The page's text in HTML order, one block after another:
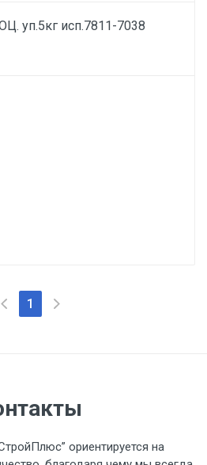
уп.5кг исп.7811-7038
1
ориентируется на